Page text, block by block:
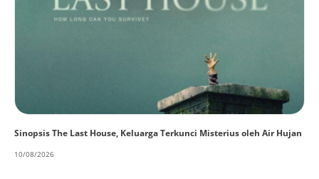
Sinopsis The Last House, Keluarga Terkunci Misterius oleh Air Hujan
10/08/2026